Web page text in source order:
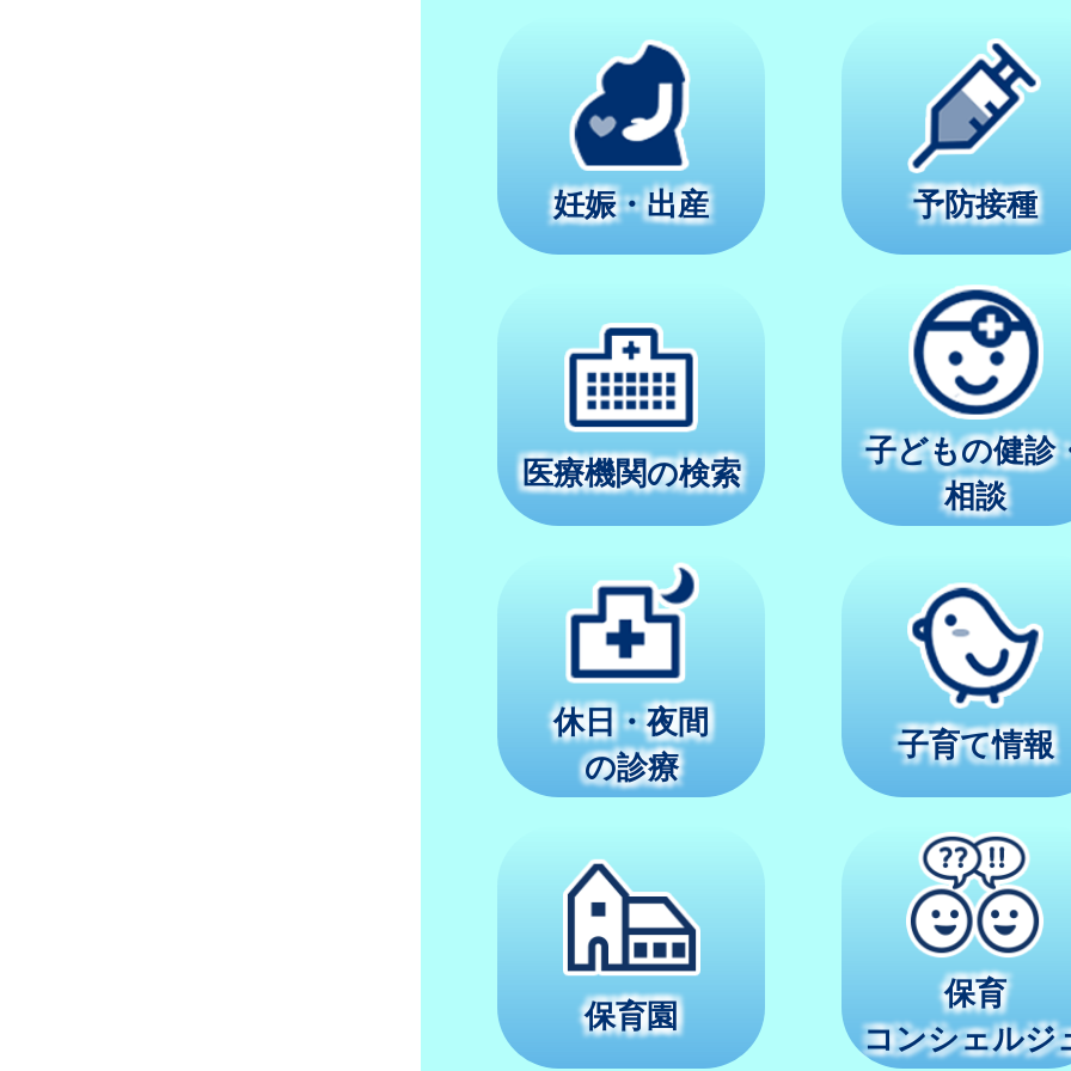
妊娠・出産 予防接種
医療機関の検索
子どもの健診
相談
休日・夜間
の診療
子育て情報
保育園
保育
コンシェルジ